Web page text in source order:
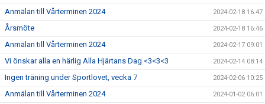
Anmälan till Vårterminen 2024 2024-02-18 16:47
Årsmöte 2024-02-18 16:46
Anmälan till Vårterminen 2024 2024-02-17 09:01
Vi önskar alla en härlig Alla Hjärtans Dag <3<3<3 2024-02-14 08:14
Ingen träning under Sportlovet, vecka 7 2024-02-06 10:25
Anmälan till Vårterminen 2024 2024-01-02 06:01